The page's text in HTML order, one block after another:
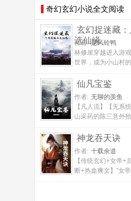
奇幻玄幻小说全文阅读
玄幻捉迷藏
选仙缘
作者:是风铃鸭
林修崖穿越进入游
世界，成为小山村
仙凡宝鉴
作者: 无聊的羡鱼
【凡人流】【无系
山采药的陈三意外
神龙吞天诀
作者: 十载余道
【传统玄幻+女帝+
断+热血爽文】“女